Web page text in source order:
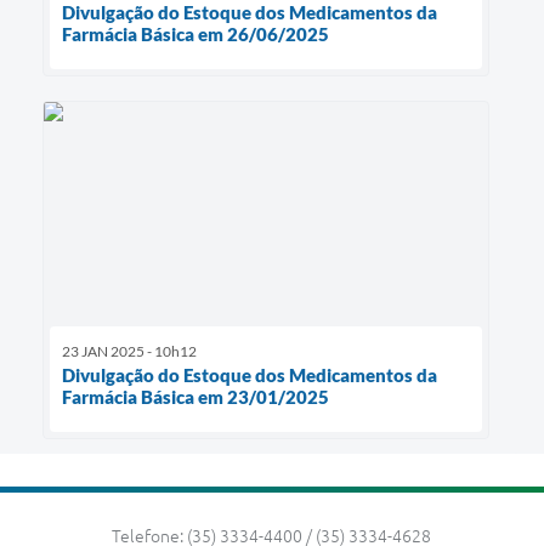
Divulgação do Estoque dos Medicamentos da
Farmácia Básica em 26/06/2025
23 JAN 2025 - 10h12
Divulgação do Estoque dos Medicamentos da
Farmácia Básica em 23/01/2025
Telefone: (35) 3334-4400 / (35) 3334-4628